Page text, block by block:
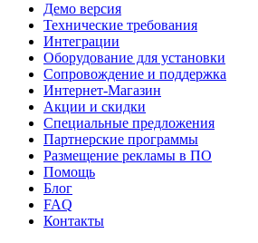
Демо версия
Технические требования
Интеграции
Оборудование для установки
Сопровождение и поддержка
Интернет-Магазин
Акции и скидки
Специальные предложения
Партнерские программы
Размещение рекламы в ПО
Помощь
Блог
FAQ
Контакты